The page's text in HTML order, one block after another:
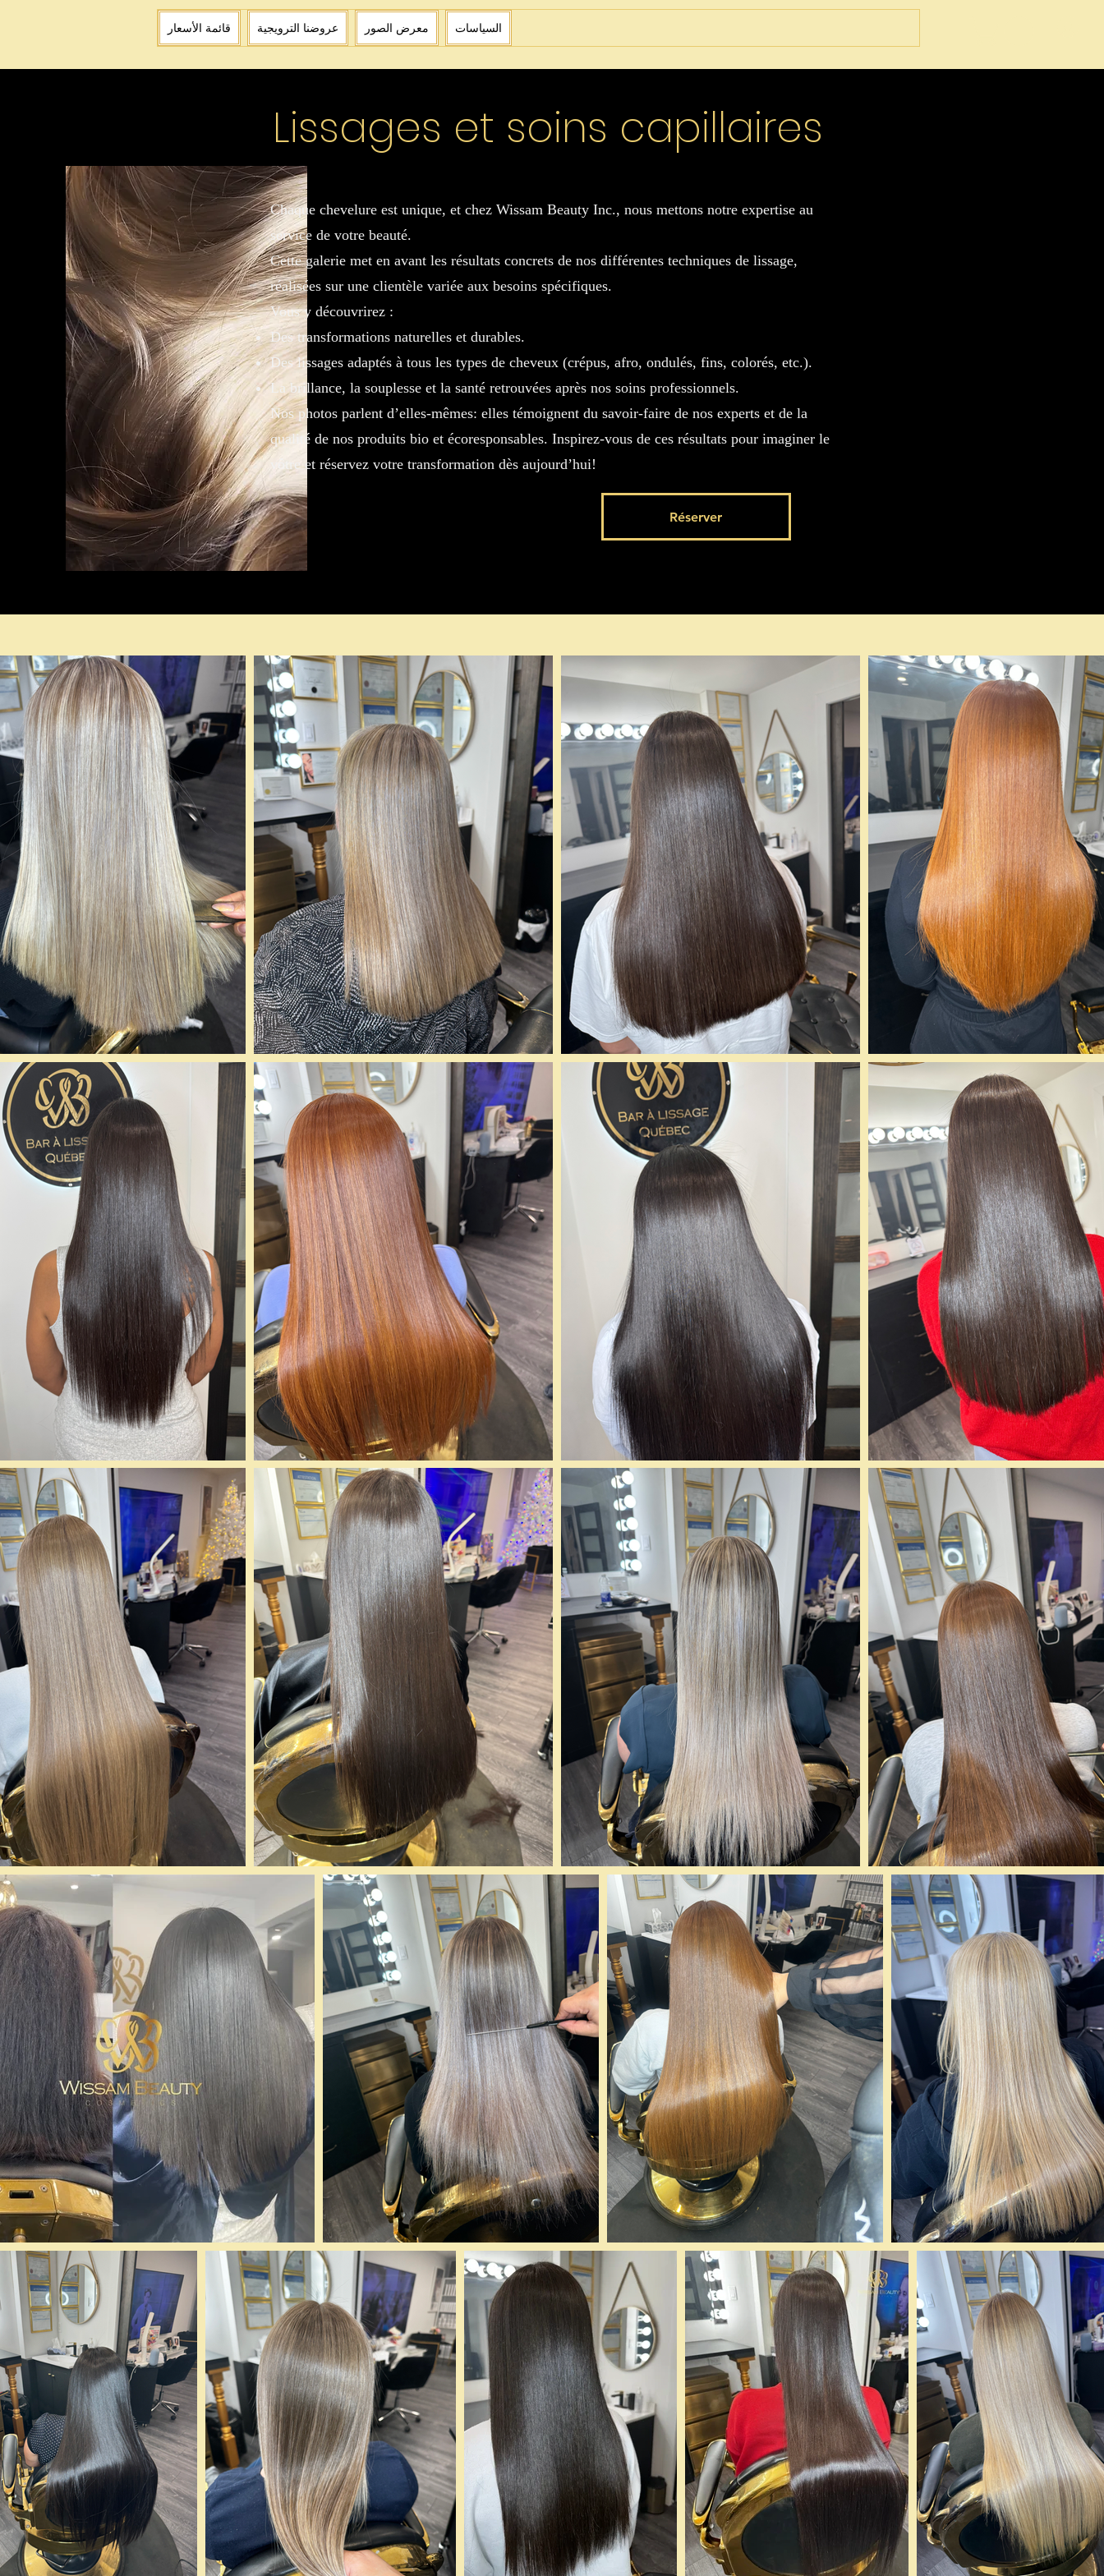
قائمة الأسعار عروضنا الترويجية معرض الصور السياسات
Lissages et soins capillaires
Chaque chevelure est unique, et chez Wissam Beauty Inc., nous mettons notre expertise au
service de votre beauté.
Cette galerie met en avant les résultats concrets de nos différentes techniques de lissage,
réalisées sur une clientèle variée aux besoins spécifiques.
Vous y découvrirez :
Des transformations naturelles et durables.
Des lissages adaptés à tous les types de cheveux (crépus, afro, ondulés, fins, colorés, etc.).
La brillance, la souplesse et la santé retrouvées après nos soins professionnels.
Nos photos parlent d’elles-mêmes: elles témoignent du savoir-faire de nos experts et de la
qualité de nos produits bio et écoresponsables. Inspirez-vous de ces résultats pour imaginer le
vôtre et réservez votre transformation dès aujourd’hui!
Réserver